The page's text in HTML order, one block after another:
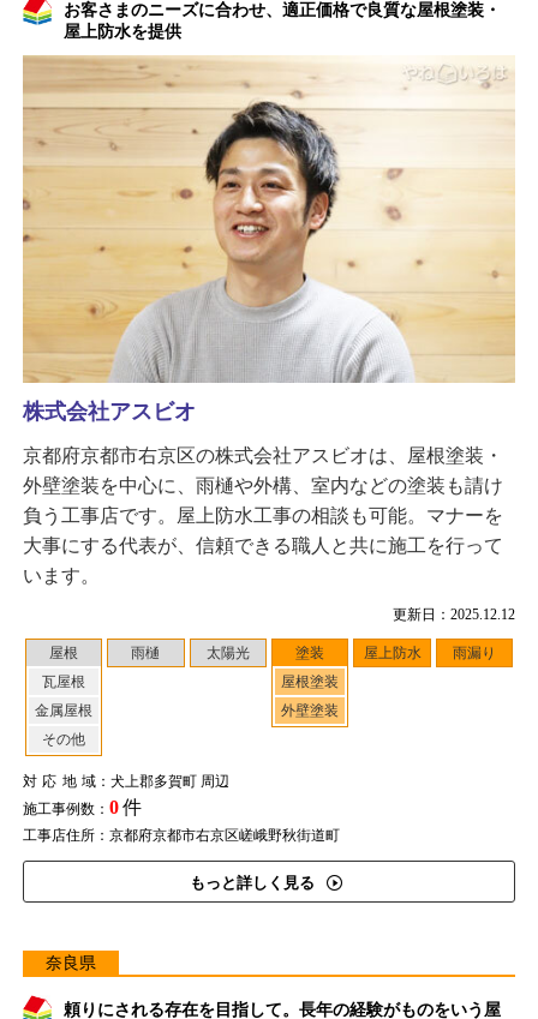
お客さまのニーズに合わせ、適正価格で良質な屋根塗装・
屋上防水を提供
更新日：2025.12.12
屋根
瓦屋根
金属屋根
その他
雨樋 太陽光
塗装
屋根塗装
外壁塗装
屋上防水 雨漏り
対応地域：犬上郡多賀町 周辺
施工事例数： 0件
工事店住所：京都府京都市右京区嵯峨野秋街道町
もっと詳しく見る
株式会社アスビオ
京都府京都市右京区の株式会社アスビオは、屋根塗装・
外壁塗装を中心に、雨樋や外構、室内などの塗装も請け
負う工事店です。屋上防水工事の相談も可能。マナーを
大事にする代表が、信頼できる職人と共に施工を行って
います。
奈良県
頼りにされる存在を目指して。長年の経験がものをいう屋